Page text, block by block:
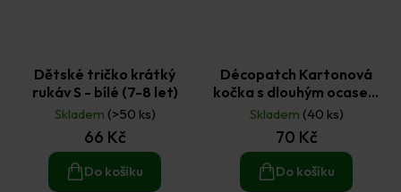
Dětské tričko krátký
rukáv S - bílé (7-8 let)
Skladem (>50 ks)
66 Kč
Do košíku
Décopatch Kartonová
kočka s dlouhým ocasem
16,5 × 8,5 × 3,5 cm
Skladem (40 ks)
70 Kč
Do košíku